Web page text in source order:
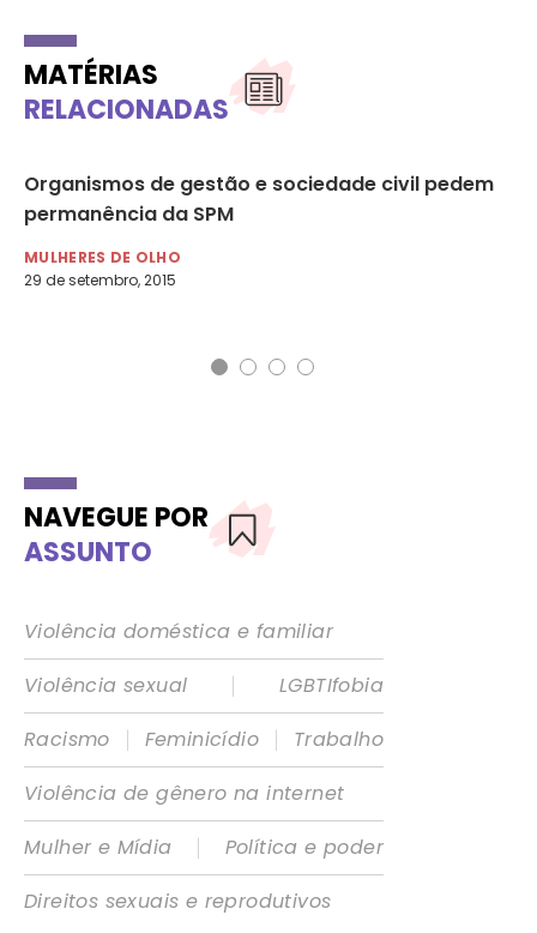
MATÉRIAS
RELACIONADAS
Organismos de gestão e sociedade civil pedem
permanência da SPM
MULHERES DE OLHO
29 de setembro, 2015
NAVEGUE POR
ASSUNTO
Violência doméstica e familiar
Violência sexual
|
LGBTIfobia
Racismo
| Feminicídio |
Trabalho
Violência de gênero na internet
Mulher e Mídia
|
Política e poder
Direitos sexuais e reprodutivos